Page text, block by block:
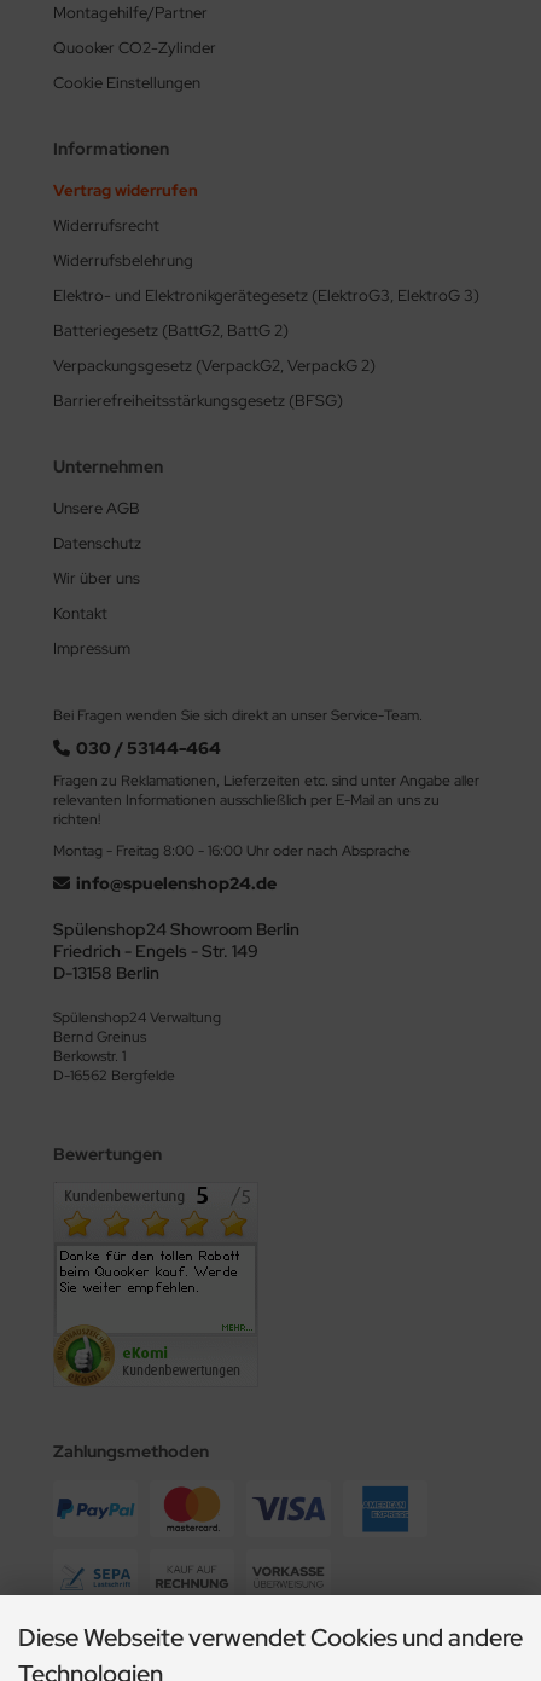
Montagehilfe/Partner
Quooker CO2-Zylinder
Cookie Einstellungen
Informationen
Vertrag widerrufen
Widerrufsrecht
Widerrufsbelehrung
Elektro- und Elektronikgerätegesetz (ElektroG3, ElektroG 3)
Batteriegesetz (BattG2, BattG 2)
Verpackungsgesetz (VerpackG2, VerpackG 2)
Barrierefreiheitsstärkungsgesetz (BFSG)
Unternehmen
Unsere AGB
Datenschutz
Wir über uns
Kontakt
Impressum
Bei Fragen wenden Sie sich direkt an unser Service-Team.
030 / 53144-464
Fragen zu Reklamationen, Lieferzeiten etc. sind unter Angabe aller
relevanten Informationen ausschließlich per E-Mail an uns zu
richten!
Montag - Freitag 8:00 - 16:00 Uhr oder nach Absprache
info@spuelenshop24.de
Spülenshop24 Showroom Berlin
Friedrich - Engels - Str. 149
D-13158 Berlin
Spülenshop24 Verwaltung
Bernd Greinus
Berkowstr. 1
D-16562 Bergfelde
Bewertungen
Zahlungsmethoden
Wir versenden mit
Diese Webseite verwendet Cookies und andere
Technologien